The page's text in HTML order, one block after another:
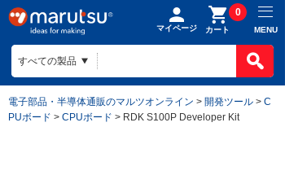
マイページ カート
0
MENU
電子部品・半導体通販のマルツオンライン > 開発ツール > C
PUボード > CPUボード > RDK S100P Developer Kit